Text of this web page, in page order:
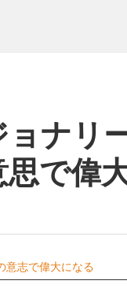
ョナリ
で偉
意志で偉大になる